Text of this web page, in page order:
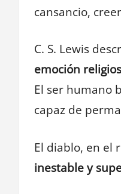
cansancio,
C. S. Lewis
emoción
El ser humano
capaz de
El diablo, en el
inestable y